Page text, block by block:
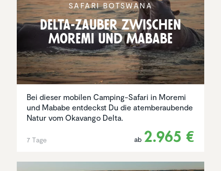
SAFARI BOTSWANA
Delta-Zauber zwischen
Moremi und Mababe
Bei dieser mobilen Camping-Safari in Moremi
und Mababe entdeckst Du die atemberaubende
Natur vom Okavango Delta.
7 Tage ab 2.965 €